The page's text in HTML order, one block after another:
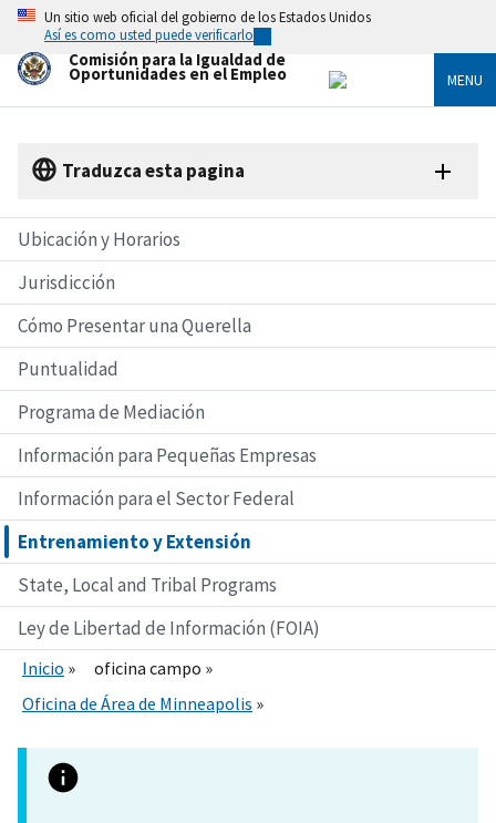
Skip
main
content
Un sitio web oficial del gobierno de los Estados Unidos
Así es como usted puede verificarlo
Comisión para la Igualdad de
Oportunidades en el Empleo MENU
Traduzca esta pagina
Ubicación y Horarios
Jurisdicción
Cómo Presentar una Querella
Puntualidad
Programa de Mediación
Información para Pequeñas Empresas
Información para el Sector Federal
Entrenamiento y Extensión
State, Local and Tribal Programs
Ley de Libertad de Información (FOIA)
Inicio
oficina campo
Oficina de Área de Minneapolis